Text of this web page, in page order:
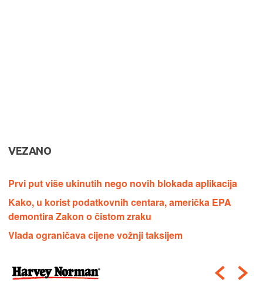
VEZANO
Prvi put više ukinutih nego novih blokada aplikacija
Kako, u korist podatkovnih centara, američka EPA
demontira Zakon o čistom zraku
Vlada ograničava cijene vožnji taksijem